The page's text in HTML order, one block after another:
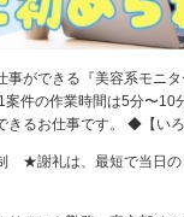
事ができる『美容系モニ
案件の作業時間は5分〜10
きるお仕事です。 ◆【い
★謝礼は、最短で当日の